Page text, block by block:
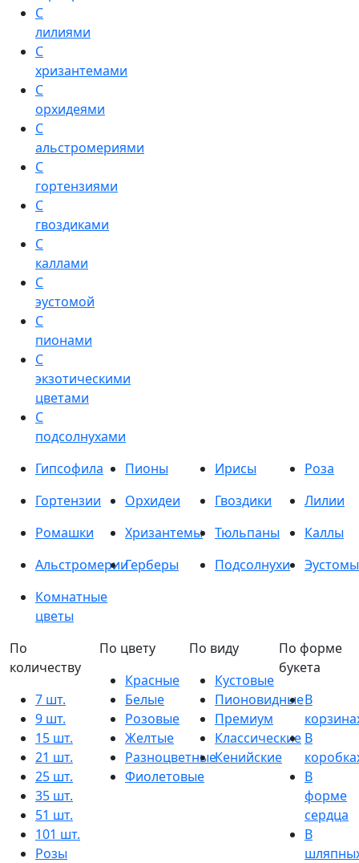
С
лилиями
С
хризантемами
С
орхидеями
С
альстромериями
С
гортензиями
С
гвоздиками
С
каллами
С
эустомой
С
пионами
С
экзотическими
цветами
С
подсолнухами
Гипсофила
Пионы Ирисы
Роза
Гортензии
Орхидеи Гвоздики
Лилии
Ромашки
Хризантемы Тюльпаны
Каллы
АльстромерииГерберы Подсолнухи
Эустомы
Комнатные
цветы
По
количеству
7 шт.
9 шт.
15 шт.
21 шт.
25 шт.
35 шт.
51 шт.
101 шт.
Розы
По цвету
Красные
Белые
Розовые
Желтые
Разноцветные
Фиолетовые
По виду
Кустовые
Пионовидные
Премиум
Классические
Кенийские
По форме
букета
В
В
В
форме
сердца
В